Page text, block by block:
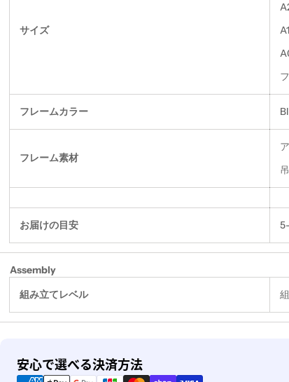
サイズ
フレームカラー
フレーム素材
お届けの目安
Assembly
組み立てレベル
安心で選べる決済方法
決
済